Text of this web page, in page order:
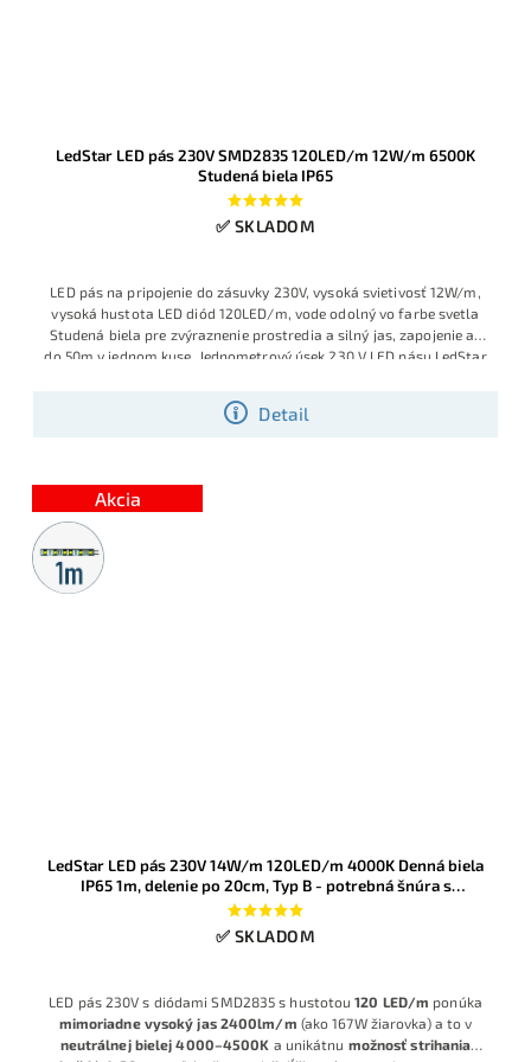
LedStar LED pás 230V SMD2835 120LED/m 12W/m 6500K
Studená biela IP65
✅ SKLADOM
Detail
LED pás na pripojenie do zásuvky 230V, vysoká svietivosť 12W/m,
vysoká hustota LED diód 120LED/m, vode odolný vo farbe svetla
Studená biela pre zvýraznenie prostredia a silný jas, zapojenie až
do 50m v jednom kuse. Jednometrový úsek 230 V LED pásu LedStar
6500 K pri spotrebe 12 W/m.
Akcia
Metrážny
predaj
LedStar LED pás 230V 14W/m 120LED/m 4000K Denná biela
IP65 1m, delenie po 20cm, Typ B - potrebná šnúra s
usmerňovačom
✅ SKLADOM
LED pás 230V s diódami SMD2835 s hustotou120 LED/m ponúka
mimoriadne vysoký jas 2400lm/m (ako 167W žiarovka) a to v
neutrálnej bielej 4000–4500K a unikátnu možnosť strihania